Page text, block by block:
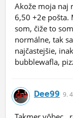
Akože moja naj
6,50 +2e pošta.
som, čiže to
normálne, tak
najčastejšie,
bubblewafla,
Dee99 9.